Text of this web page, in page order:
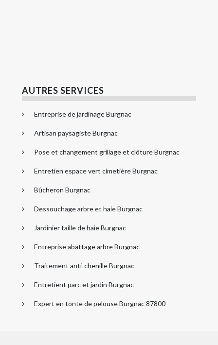
AUTRES SERVICES
Entreprise de jardinage Burgnac
Artisan paysagiste Burgnac
Pose et changement grillage et clôture Burgnac
Entretien espace vert cimetière Burgnac
Bûcheron Burgnac
Dessouchage arbre et haie Burgnac
Jardinier taille de haie Burgnac
Entreprise abattage arbre Burgnac
Traitement anti-chenille Burgnac
Entretient parc et jardin Burgnac
Expert en tonte de pelouse Burgnac 87800